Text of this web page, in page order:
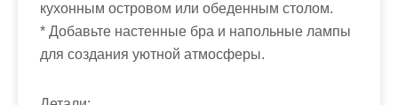
кухонным островом или обеденным столом.
* Добавьте настенные бра и напольные лампы
для создания уютной атмосферы.